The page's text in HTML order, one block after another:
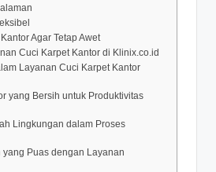
Agar Tetap Awet
Cuci Karpet Kantor di Klinix.co.id
Layanan Cuci Karpet Kantor
yang Bersih untuk Produktivitas
Lingkungan dalam Proses
yang Puas dengan Layanan